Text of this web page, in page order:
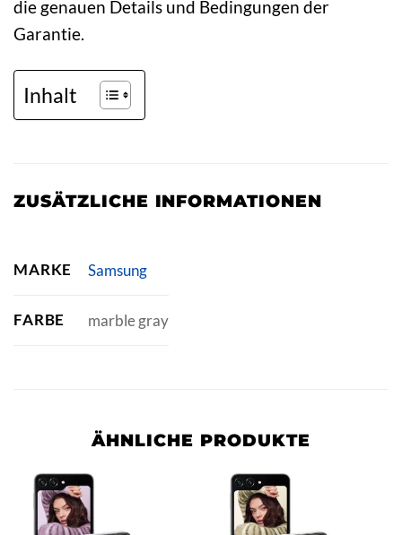
die genauen Details und Bedingungen der
Garantie.
Inhalt
ZUSÄTZLICHE INFORMATIONEN
MARKE Samsung
FARBE marble gray
ÄHNLICHE PRODUKTE